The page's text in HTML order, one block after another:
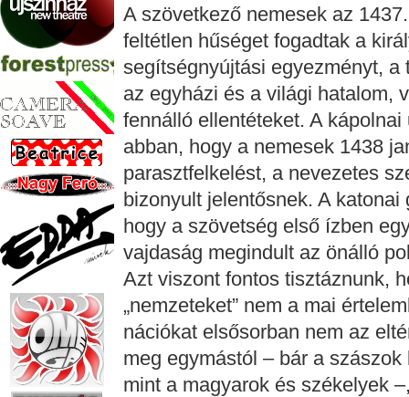
A szövetkező nemesek az
feltétlen hűséget fogadtak a
segítségnyújtási egyezményt,
az egyházi és a világi hatalom,
fennálló ellentéteket. A
abban, hogy a nemesek 1438
parasztfelkelést, a nevezetes
bizonyult jelentősnek. A
hogy a szövetség első ízben
vajdaság megindult az önálló
Azt viszont fontos tisztáznunk,
„nemzeteket” nem a mai
nációkat elsősorban nem az
meg egymástól – bár a
mint a magyarok és székelyek